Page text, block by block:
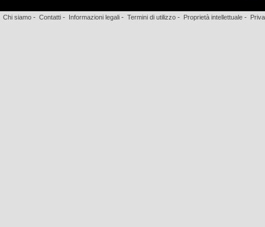
Chi siamo - Contatti - Informazioni legali - Termini di utilizzo - Proprietà intellettuale -